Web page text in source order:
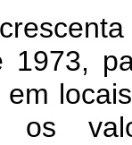
1973,
os